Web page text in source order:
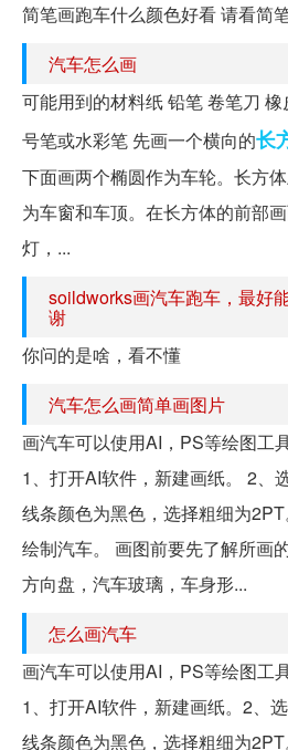
简笔画跑车什么颜色好看 请看简
汽车怎么画
可能用到的材料纸 铅笔 卷笔刀
号笔或水彩笔 先画一个横向的长
下面画两个椭圆作为车轮。长方
为车窗和车顶。在长方体的前部
灯，...
soildworks画汽车跑车，最好
谢
你问的是啥，看不懂
汽车怎么画简单画图片
画汽车可以使用AI，PS等绘图工
1、打开AI软件，新建画纸。 2、
线条颜色为黑色，选择粗细为
绘制汽车。 画图前要先了解所画
方向盘，汽车玻璃，车身形...
怎么画汽车
画汽车可以使用AI，PS等绘图工
1、打开AI软件，新建画纸。2、
线条颜色为黑色，选择粗细为